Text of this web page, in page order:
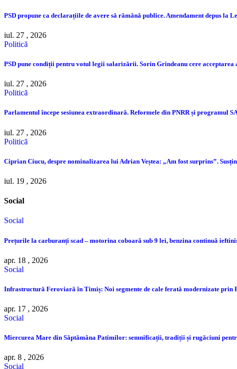
PSD propune ca declarațiile de avere să rămână publice. Amendament depus la
iul. 27 , 2026
Politică
PSD pune condiții pentru votul legii salarizării. Sorin Grindeanu cere acceptarea
iul. 27 , 2026
Politică
Parlamentul începe sesiunea extraordinară. Reformele din PNRR și programul
iul. 27 , 2026
Politică
Ciprian Ciucu, despre nominalizarea lui Adrian Veștea: „Am fost surprins”.
iul. 19 , 2026
Social
Social
Prețurile la carburanți scad – motorina coboară sub 9 lei, benzina continuă
apr. 18 , 2026
Social
Infrastructură Feroviară în Timiș: Noi segmente de cale ferată modernizate prin
apr. 17 , 2026
Social
Miercurea Mare din Săptămâna Patimilor: semnificații, tradiții și rugăciuni
apr. 8 , 2026
Social